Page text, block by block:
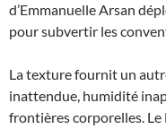
d’Emmanuelle Arsan
pour subvertir les
La texture fournit un
inattendue, humidité
frontières corporelles. Le